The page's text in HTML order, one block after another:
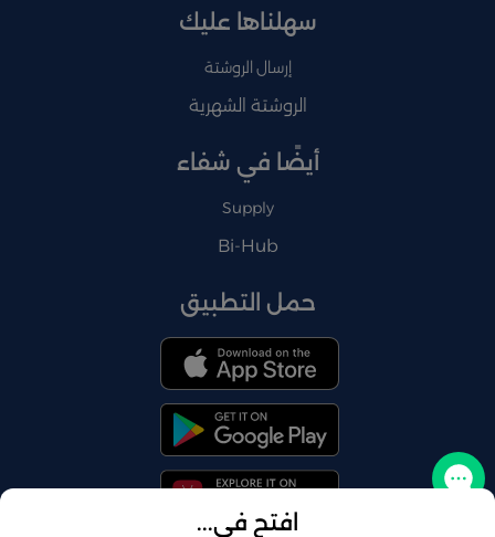
افتح في...
سهلناها عليك
إرسال الروشتة
الروشتة الشهرية
أيضًا في شفاء
Supply
Bi-Hub
حمل التطبيق
تواصل معنا